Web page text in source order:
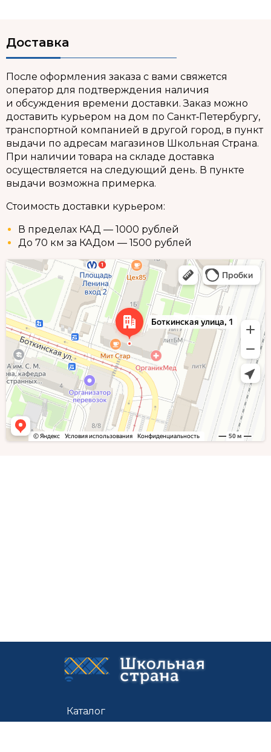
Доставка
После оформления заказа с вами свяжется
оператор для подтверждения наличия
и обсуждения времени доставки. Заказ можно
доставить курьером на дом по Санкт‑Петербургу,
транспортной компанией в другой город, в пункт
выдачи по адресам магазинов Школьная Страна.
При наличии товара на складе доставка
осуществляется на следующий день. В пункте
выдачи возможна примерка.
Стоимость доставки курьером:
В пределах КАД — 1000 рублей
До 70 км за КАДом — 1500 рублей
Каталог